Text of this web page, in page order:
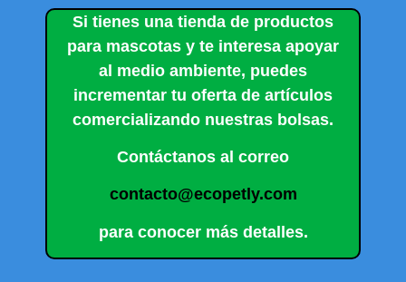
Si tienes una tienda de productos
para mascotas y te interesa apoyar
al medio ambiente, puedes
incrementar tu oferta de artículos
comercializando nuestras bolsas.
Contáctanos al correo
contacto@ecopetly.com
para conocer más detalles.